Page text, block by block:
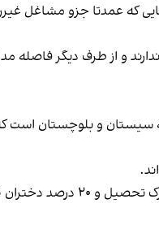
که عمدتا جزو مشاغل
و از طرف دیگر فاصله
سیستان و بلوچستان است